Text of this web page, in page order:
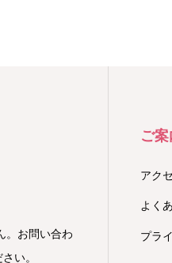
。お問い合わ
い。
ご案
アク
よく
プラ